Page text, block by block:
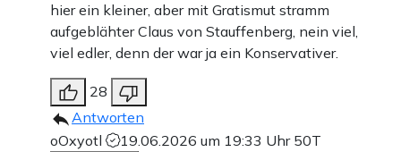
hier ein kleiner, aber mit Gratismut stramm
aufgeblähter Claus von Stauffenberg, nein viel,
viel edler, denn der war ja ein Konservativer.
28
Antworten
oOxyotl
19.06.2026 um 19:33 Uhr 50T